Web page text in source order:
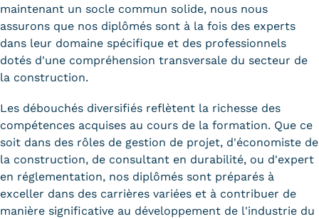
maintenant un socle commun solide, nous nous
assurons que nos diplômés sont à la fois des experts
dans leur domaine spécifique et des professionnels
dotés d'une compréhension transversale du secteur de
la construction.
Les débouchés diversifiés reflètent la richesse des
compétences acquises au cours de la formation. Que ce
soit dans des rôles de gestion de projet, d'économiste de
la construction, de consultant en durabilité, ou d'expert
en réglementation, nos diplômés sont préparés à
exceller dans des carrières variées et à contribuer de
manière significative au développement de l'industrie du